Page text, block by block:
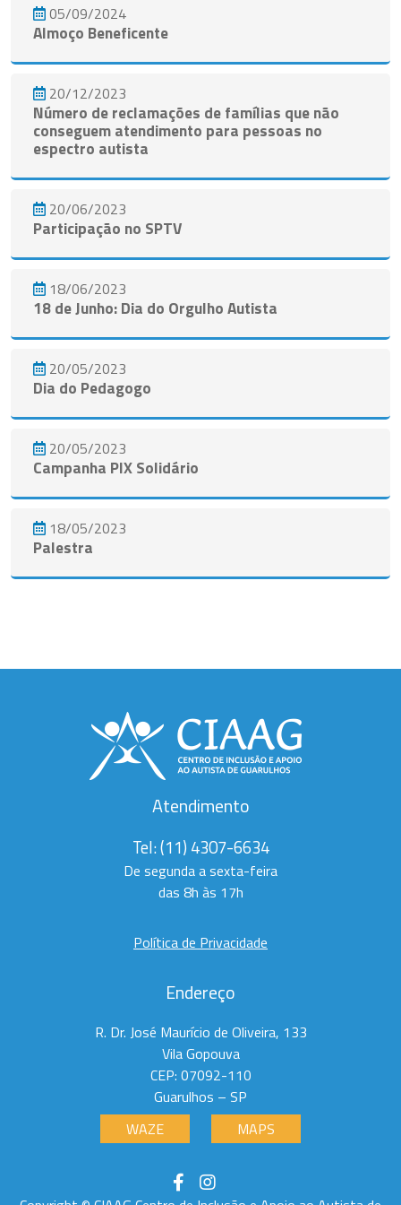
05/09/2024
Almoço Beneficente
20/12/2023
Número de reclamações de famílias que não
conseguem atendimento para pessoas no
espectro autista
20/06/2023
Participação no SPTV
18/06/2023
18 de Junho: Dia do Orgulho Autista
20/05/2023
Dia do Pedagogo
20/05/2023
Campanha PIX Solidário
18/05/2023
Palestra
Atendimento
Tel:(11) 4307-6634
De segunda a sexta-feira
das 8h às 17h
Política de Privacidade
Endereço
R. Dr. José Maurício de Oliveira, 133
Vila Gopouva
CEP: 07092-110
Guarulhos – SP
WAZE
MAPS